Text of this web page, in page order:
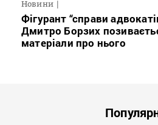
Новини
Фігурант “справи
Дмитро Борзих
матеріали про нього